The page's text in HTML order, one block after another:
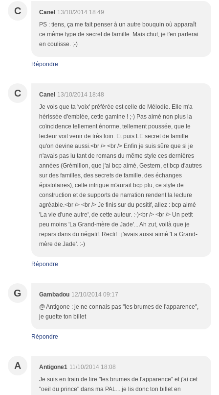
C Canel 13/10/2014 18:49
PS : tiens, ça me fait penser à un autre bouquin où apparaît
ce même type de secret de famille. Mais chut, je t'en parlerai
en coulisse. ;-)
Répondre
C Canel 13/10/2014 18:48
Je vois que ta 'voix' préférée est celle de Mélodie. Elle m'a
hérissée d'emblée, cette gamine ! ;-) Pas aimé non plus la
coïncidence tellement énorme, tellement poussée, que le
lecteur voit venir de très loin. Et puis LE secret de famille
qu'on devine aussi.<br /> <br /> Enfin je suis sûre que si je
n'avais pas lu tant de romans du même style ces dernières
années (Grémillon, que j'ai bcp aimé, Gestern, et bcp d'autres
sur des familles, des secrets de famille, des échanges
épistolaires), cette intrigue m'aurait bcp plu, ce style de
construction et de supports de narration rendent la lecture
agréable.<br /> <br /> Je finis sur du positif, allez : bcp aimé
'La vie d'une autre', de cette auteur. :-)<br /> <br /> Un petit
peu moins 'La Grand-mère de Jade'... Ah zut, voilà que je
repars dans du négatif. Rectif : j'avais aussi aimé 'La Grand-
mère de Jade'. :-)
Répondre
G Gambadou 12/10/2014 09:17
@ Antigone : je ne connais pas "les brumes de l'apparence",
je guette ton billet
Répondre
A Antigone1 11/10/2014 18:08
Je suis en train de lire "les brumes de l'apparence" et j'ai cet
"oeil du prince" dans ma PAL... je lis donc ton billet en